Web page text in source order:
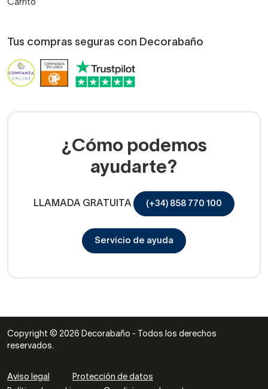
Carrito
Tus compras seguras con Decorabaño
¿Cómo podemos
ayudarte?
LLAMADA GRATUITA (+34) 858 770 100
Servicio de ayuda
Copyright © 2026 Decorabaño - Todos los derechos
reservados.
Aviso legal
Protección de datos